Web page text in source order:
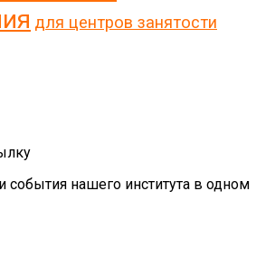
для центров занятости
события нашего института в одном